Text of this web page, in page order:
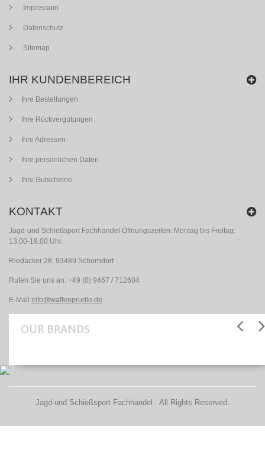
Impressum
Datenschutz
Sitemap
IHR KUNDENBEREICH
Ihre Bestellungen
Ihre Rückvergütungen
Ihre Adressen
Ihre persönlichen Daten
Ihre Gutscheine
KONTAKT
Jagd-und Schießsport Fachhandel Öffnungszeiten: Montag bis Freitag:
13.00-19.00 Uhr.
Riedäcker 28, 93489 Schorndorf
Rufen Sie uns an: +49 (0) 9467 / 712604
E-Mail info@waffenprudlo.de
OUR BRANDS
Jagd-und Schießsport Fachhandel . All Rights Reserved.